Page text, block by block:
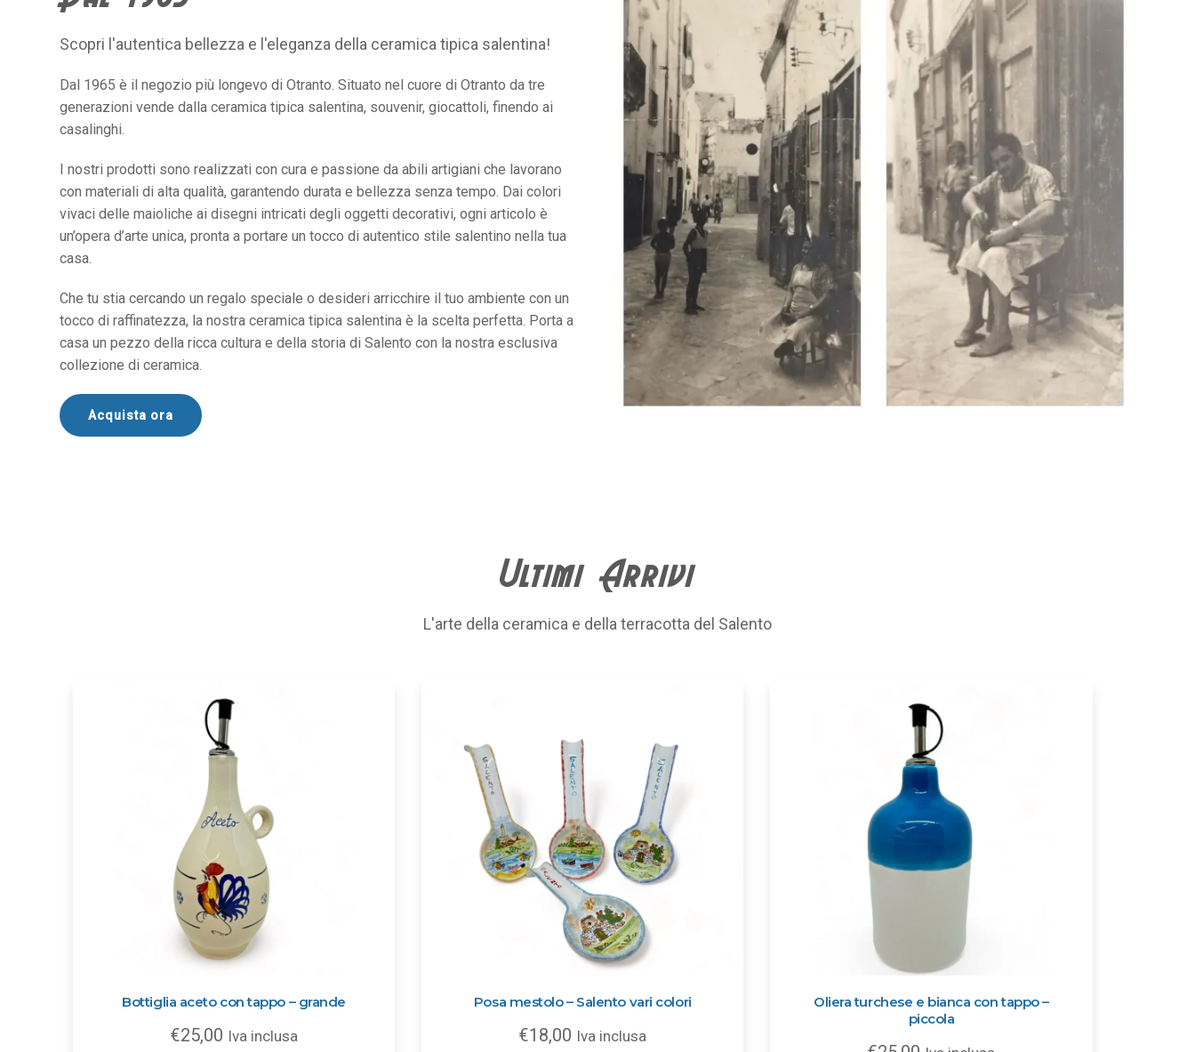
Scopri l'autentica bellezza e l'eleganza della ceramica tipica salentina!
Dal 1965 è il negozio più longevo di Otranto. Situato nel cuore di Otranto da tre
generazioni vende dalla ceramica tipica salentina, souvenir, giocattoli, finendo ai
casalinghi.
I nostri prodotti sono realizzati con cura e passione da abili artigiani che lavorano
con materiali di alta qualità, garantendo durata e bellezza senza tempo. Dai colori
vivaci delle maioliche ai disegni intricati degli oggetti decorativi, ogni articolo è
un’opera d’arte unica, pronta a portare un tocco di autentico stile salentino nella tua
casa.
Che tu stia cercando un regalo speciale o desideri arricchire il tuo ambiente con un
tocco di raffinatezza, la nostra ceramica tipica salentina è la scelta perfetta. Porta a
casa un pezzo della ricca cultura e della storia di Salento con la nostra esclusiva
collezione di ceramica.
Acquista ora
Ultimi Arrivi
L'arte della ceramica e della terracotta del Salento
Bottiglia aceto con tappo – grande
€25,00 Iva inclusa
Posa mestolo – Salento vari colori
€18,00 Iva inclusa
Oliera turchese e bianca con tappo –
piccola